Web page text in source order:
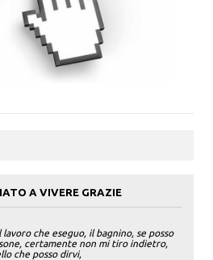
A VIVERE GRAZIE
che eseguo, il bagnino, se posso
certamente non mi tiro indietro,
che posso dirvi,